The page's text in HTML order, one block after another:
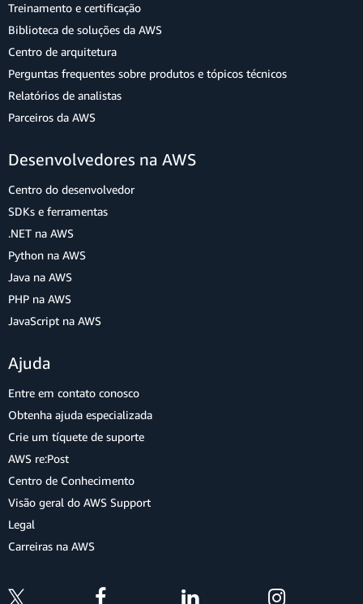
Treinamento e certificação
Biblioteca de soluções da AWS
Centro de arquitetura
Perguntas frequentes sobre produtos e tópicos técnicos
Relatórios de analistas
Parceiros da AWS
Desenvolvedores na AWS
Centro do desenvolvedor
SDKs e ferramentas
.NET na AWS
Python na AWS
Java na AWS
PHP na AWS
JavaScript na AWS
Ajuda
Entre em contato conosco
Obtenha ajuda especializada
Crie um tíquete de suporte
AWS re:Post
Centro de Conhecimento
Visão geral do AWS Support
Legal
Carreiras na AWS